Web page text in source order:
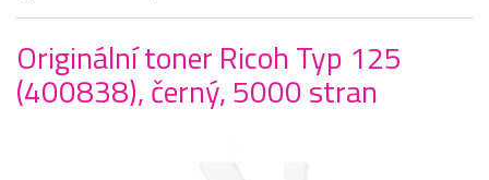
Originální toner Ricoh Typ 125
(400838), černý, 5000 stran